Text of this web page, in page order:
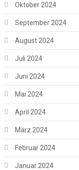
Oktober 2024
September 2024
August 2024
Juli 2024
Juni 2024
Mai 2024
April 2024
März 2024
Februar 2024
Januar 2024